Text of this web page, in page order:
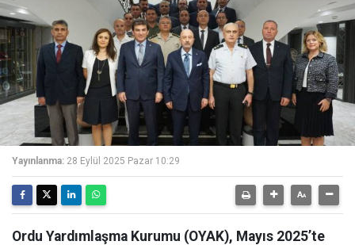
Yayınlanma: 28 Eylül 2025 Pazar 10:29
Ordu Yardımlaşma Kurumu (OYAK), Mayıs 2025’te